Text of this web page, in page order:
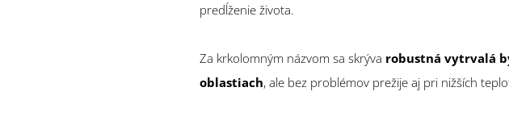
predĺženie života.
Za krkolomným názvom sa skrýva robustná vytrvalá
oblastiach, ale bez problémov prežije aj pri nižších